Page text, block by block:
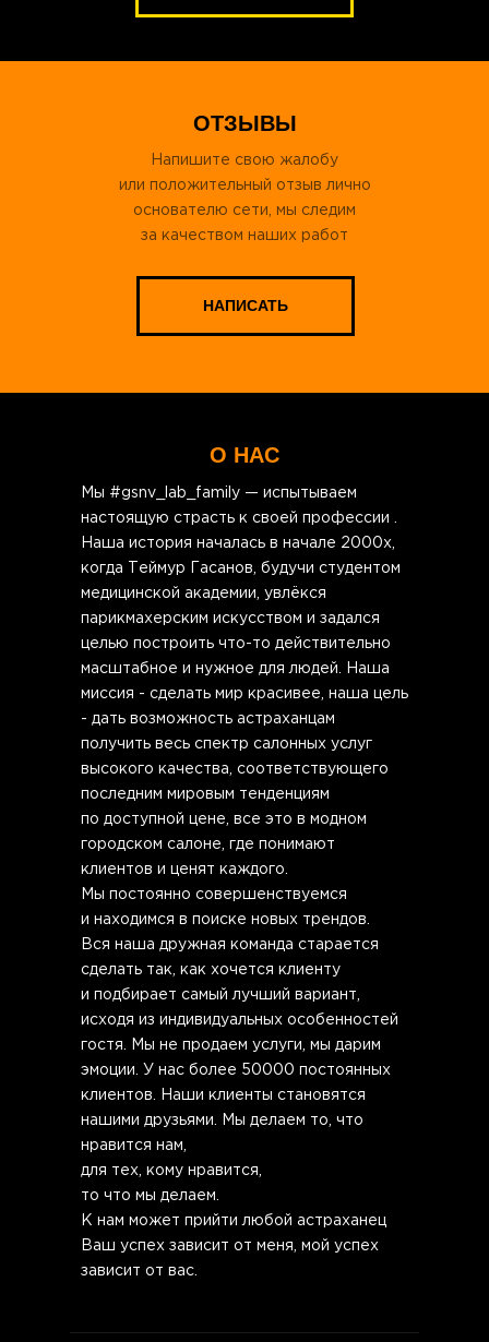
Напишите свою жалобу
или положительный отзыв лично
основателю сети, мы следим
за качеством наших работ
ОТЗЫВЫ
НАПИСАТЬ
Мы #gsnv_lab_family — испытываем
настоящую страсть к своей профессии .
Наша история началась в начале 2000х,
когда Теймур Гасанов, будучи студентом
медицинской академии, увлёкся
парикмахерским искусством и задался
целью построить что-то действительно
масштабное и нужное для людей. Наша
миссия - сделать мир красивее, наша цель
- дать возможность астраханцам
получить весь спектр салонных услуг
высокого качества, соответствующего
последним мировым тенденциям
по доступной цене, все это в модном
городском салоне, где понимают
клиентов и ценят каждого.
Мы постоянно совершенствуемся
и находимся в поиске новых трендов.
Вся наша дружная команда старается
сделать так, как хочется клиенту
и подбирает самый лучший вариант,
исходя из индивидуальных особенностей
гостя. Мы не продаем услуги, мы дарим
эмоции. У нас более 50000 постоянных
клиентов. Наши клиенты становятся
нашими друзьями. Мы делаем то, что
нравится нам,
для тех, кому нравится,
то что мы делаем.
К нам может прийти любой астраханец
Ваш успех зависит от меня, мой успех
зависит от вас.
О НАС